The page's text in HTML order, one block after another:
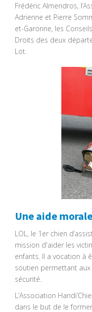
Frédéric Almendros,
Adrienne et Pierre
et-Garonne, les
Droits des deux
Lot.
Une aide
LOL, le 1er chien
mission d'aider les
enfants. Il a vocation à
soutien permettant
sécurité.
L’Association
dans le but de le